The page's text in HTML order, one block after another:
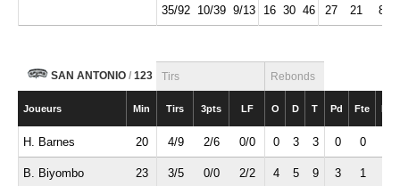
35/92 10/39 9/13 16 30 46 27 21 8
SAN ANTONIO / 123 Tirs Rebonds
Joueurs Min Tirs 3pts LF O D T Pd Fte
H. Barnes 20 4/9 2/6 0/0 0 3 3 0 0
B. Biyombo 23 3/5 0/0 2/2 4 5 9 3 1